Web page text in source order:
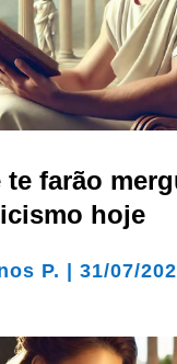
farão
hoje
P. | 31/07/